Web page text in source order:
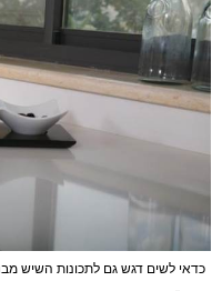
כדאי לשים דגש גם לתכונות השיש